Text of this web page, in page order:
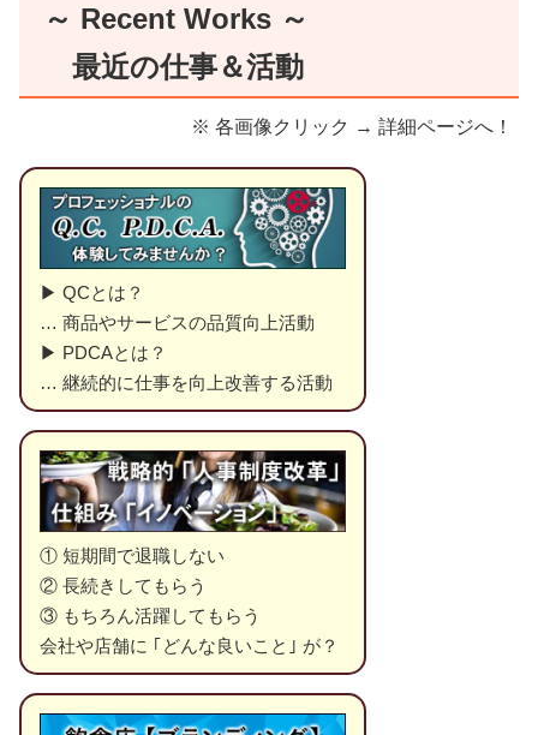
～ Recent Works ～
最近の仕事＆活動
※ 各画像クリック → 詳細ページへ！
▶ QCとは？
… 商品やサービスの品質向上活動
▶ PDCAとは？
… 継続的に仕事を向上改善する活動
① 短期間で退職しない
② 長続きしてもらう
③ もちろん活躍してもらう
会社や店舗に ｢どんな良いこと｣ が？